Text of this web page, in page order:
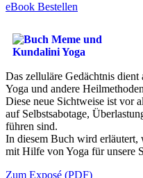
eBook Bestellen
Das zelluläre Gedächtnis
Yoga und andere
Diese neue Sichtweise ist vor
auf Selbstsabotage,
führen sind.
In diesem Buch wird erläutert,
mit Hilfe von Yoga für unsere
Zum Exposé (PDF)